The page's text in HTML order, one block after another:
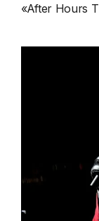
«After Hours